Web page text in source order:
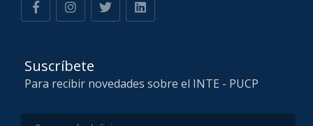
Suscríbete
Para recibir novedades sobre el INTE - PUCP